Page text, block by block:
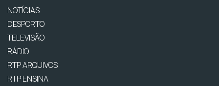
NOTÍCIAS
DESPORTO
TELEVISÃO
RÁDIO
RTP ARQUIVOS
RTP ENSINA